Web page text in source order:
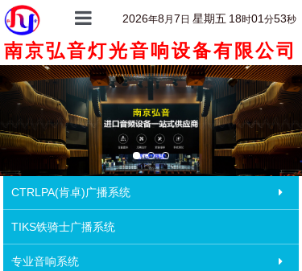
首页
关于我们
产品中心
产品详情
客户案例
新闻动态
2026年8月7 日 星期五 18时01 分53秒
南京弘音灯光音响设备有限公司
CTRLPA(肯卓)广播系统
TIKS铁骑士广播系统
专业音响系统